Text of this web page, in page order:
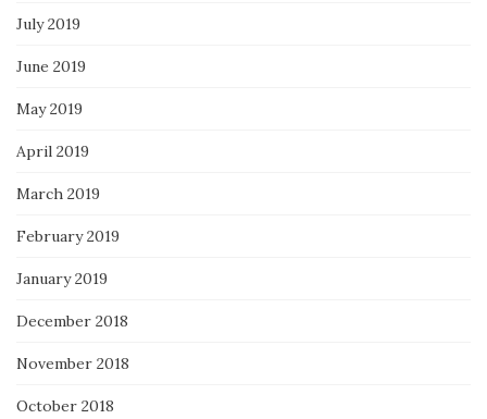
July 2019
June 2019
May 2019
April 2019
March 2019
February 2019
January 2019
December 2018
November 2018
October 2018